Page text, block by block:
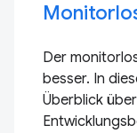
Der
besser. In
Überblick